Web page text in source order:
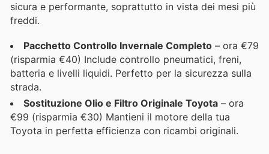
sicura e performante, soprattutto in vista dei mesi più
freddi.
Pacchetto Controllo Invernale Completo – ora €79
(risparmia €40) Include controllo pneumatici, freni,
batteria e livelli liquidi. Perfetto per la sicurezza sulla
strada.
Sostituzione Olio e Filtro Originale Toyota – ora
€99 (risparmia €30) Mantieni il motore della tua
Toyota in perfetta efficienza con ricambi originali.